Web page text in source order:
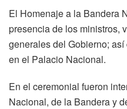
El Homenaje a la Bandera
presencia de los ministros,
generales del Gobierno;
en el Palacio Nacional.
En el ceremonial fueron
Nacional, de la Bandera y